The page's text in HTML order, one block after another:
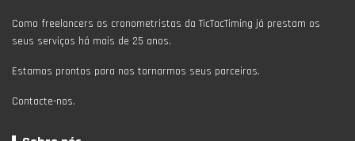
Como freelancers os cronometristas da TicTacTiming já prestam os
seus serviços há mais de 25 anos.
Estamos prontos para nos tornarmos seus parceiros.
Contacte-nos.